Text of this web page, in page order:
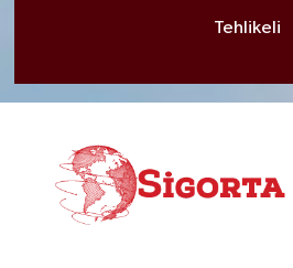
Tehlikeli